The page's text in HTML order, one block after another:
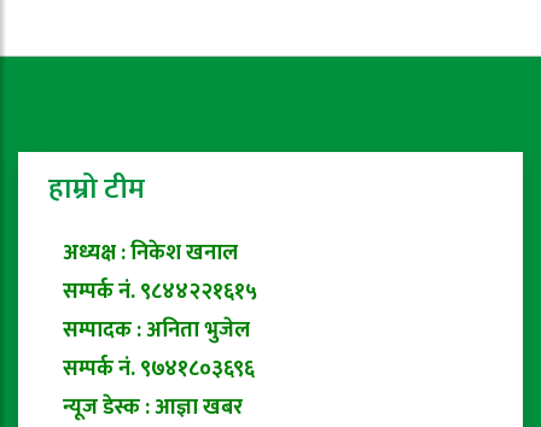
हाम्रो टीम
अध्यक्ष : निकेश खनाल
सम्पर्क नं. ९८४४२२१६१५
सम्पादक : अनिता भुजेल
सम्पर्क नं. ९७४१८०३६९६
न्यूज डेस्क : आज्ञा खबर